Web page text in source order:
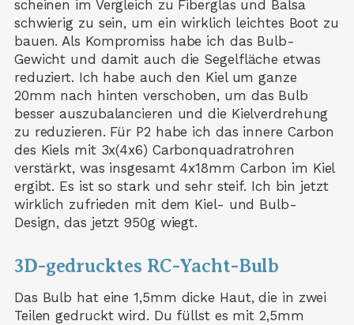
scheinen im Vergleich zu Fiberglas und Balsa
schwierig zu sein, um ein wirklich leichtes Boot zu
bauen. Als Kompromiss habe ich das Bulb-
Gewicht und damit auch die Segelfläche etwas
reduziert. Ich habe auch den Kiel um ganze
20mm nach hinten verschoben, um das Bulb
besser auszubalancieren und die Kielverdrehung
zu reduzieren. Für P2 habe ich das innere Carbon
des Kiels mit 3x(4x6) Carbonquadratrohren
verstärkt, was insgesamt 4x18mm Carbon im Kiel
ergibt. Es ist so stark und sehr steif. Ich bin jetzt
wirklich zufrieden mit dem Kiel- und Bulb-
Design, das jetzt 950g wiegt.
3D-gedrucktes RC-Yacht-Bulb
Das Bulb hat eine 1,5mm dicke Haut, die in zwei
Teilen gedruckt wird. Du füllst es mit 2,5mm